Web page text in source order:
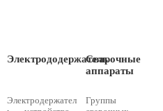
Электрододержатель
Электродержател
Сварочные
аппараты
Группы